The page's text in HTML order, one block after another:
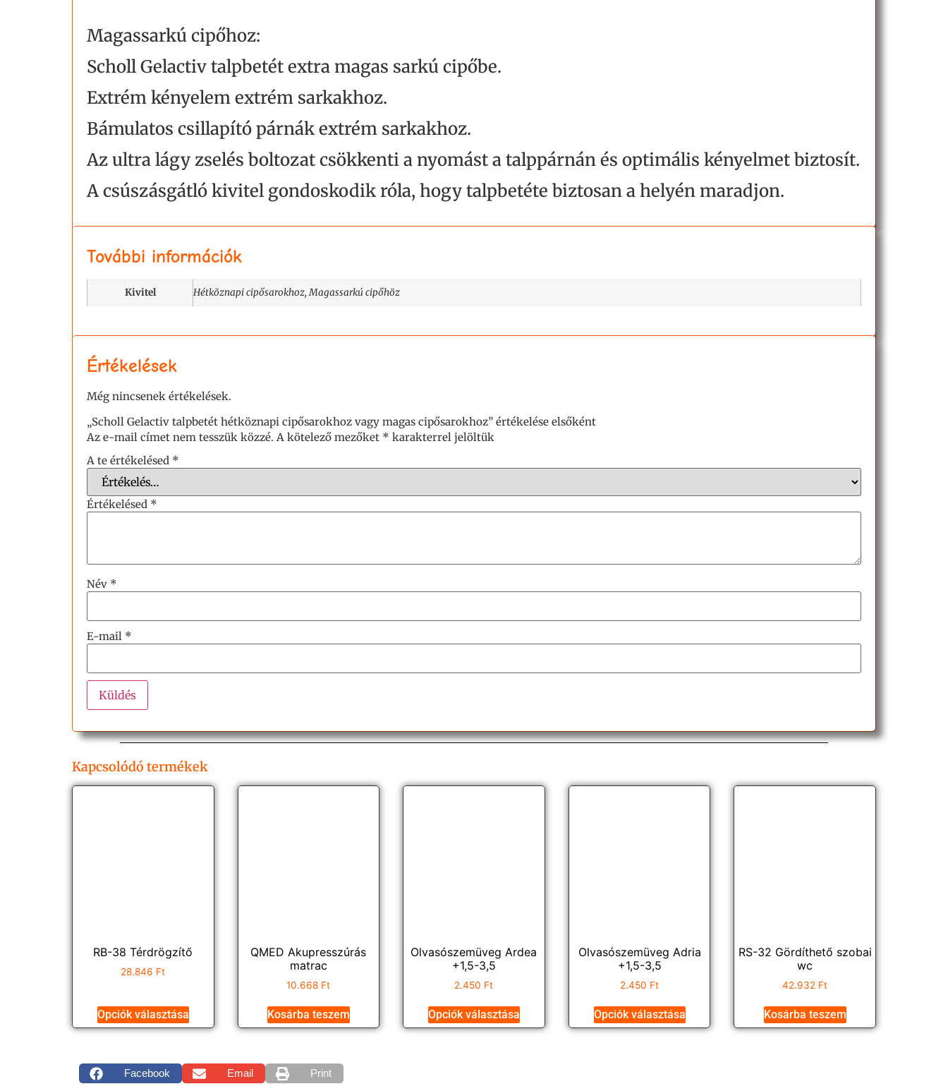
Magassarkú cipőhoz:
Scholl Gelactiv talpbetét extra magas sarkú cipőbe.
Extrém kényelem extrém sarkakhoz.
Bámulatos csillapító párnák extrém sarkakhoz.
Az ultra lágy zselés boltozat csökkenti a nyomást a talppárnán és optimális kényelmet biztosít.
A csúszásgátló kivitel gondoskodik róla, hogy talpbetéte biztosan a helyén maradjon.
További információk
Kivitel Hétköznapi cipősarokhoz, Magassarkú cipőhöz
Értékelések
Még nincsenek értékelések.
„Scholl Gelactiv talpbetét hétköznapi cipősarokhoz vagy magas cipősarokhoz” értékelése elsőként
Az e-mail címet nem tesszük közzé. A kötelező mezőket * karakterrel jelöltük
A te értékelésed *
Értékelésed *
Név *
E-mail *
Kapcsolódó termékek
RB-38 Térdrögzítő
28.846 Ft
Opciók választása
QMED Akupresszúrás
matrac
10.668 Ft
Kosárba teszem
Olvasószemüveg Ardea
+1,5-3,5
2.450 Ft
Opciók választása
Olvasószemüveg Adria
+1,5-3,5
2.450 Ft
Opciók választása
RS-32 Gördíthető szobai
wc
42.932 Ft
Kosárba teszem
Facebook Email Print